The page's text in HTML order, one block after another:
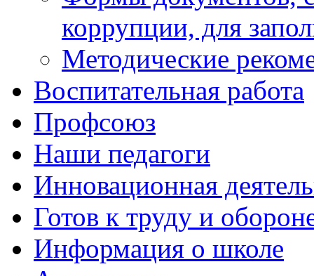
коррупции, для
Методические
Воспитательная работа
Профсоюз
Наши педагоги
Инновационная
Готов к труду и
Информация о школе